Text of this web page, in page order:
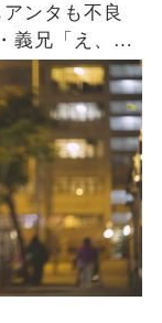
ンタも不良
義兄「え、知
に